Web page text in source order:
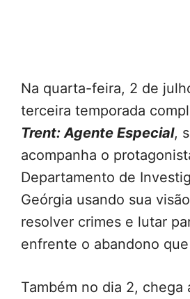
Na quarta-feira, 2 de
terceira temporada
Trent: Agente Especial,
acompanha o
Departamento de
Geórgia usando sua
resolver crimes e lutar
enfrente o abandono
Também no dia 2, chega